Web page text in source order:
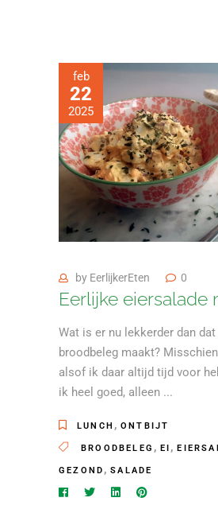
feb
22
2025
by EerlijkerEten 0
Eerlijke eiersalade
Wat is er nu lekkerder dan
broodbeleg maakt?
alsof ik daar altijd tijd voor
ik heel goed, alleen
LUNCH , ONTBIJT
BROODBELEG , EI ,
GEZOND ,SALADE